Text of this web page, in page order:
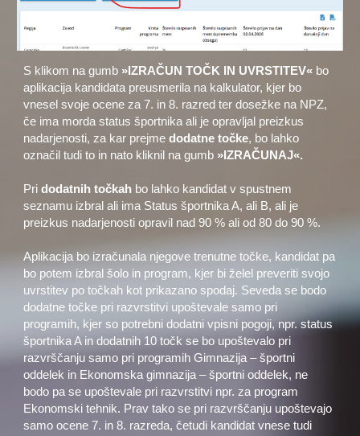
S klikom na gumb »IZRAČUN TOČK IN UVRSTITEV« bo
aplikacija kandidata preusmerila na kalkulator, kjer bo
vnesel svoje ocene za 7. in 8. razred ter dosežke na NPZ,
če ima morda status športnika ali je opravljal preizkus
nadarjenosti, za kar prejmedodatne točke, bo lahko
označil tudi to in nato kliknil na gumb »IZRAČUNAJ«.
Pridodatnih točkah bo lahko kandidat v spustnem
seznamu izbral ali ima Status športnika A, ali B, ali je
preizkus nadarjenosti opravil nad 90 % ali od 80 do 90 %.
Aplikacija bo izračunala njegove trenutne točke, kandidat pa
bo potem izbral šolo in program, kjer bi želel preveriti svojo
uvrstitev po točkah kot prikazano spodaj. Seveda se bodo
dodatne točke pri razvrstitvi upoštevale samo pri
programih, kjer so potrebni dodatni vpisni pogoji, npr. status
športnika A in dodatnih 10 točk se bo upoštevalo pri
razvrščanju samo pri programih Gimnazija – športni
oddelek in Ekonomska gimnazija – športni oddelek, ne
bodo pa se upoštevale pri razvrstitvi npr. za program
Ekonomski tehnik. Prav tako se pri razvrščanju upoštevajo
samo ocene 7. in 8. razreda, četudi kandidat vnese tudi